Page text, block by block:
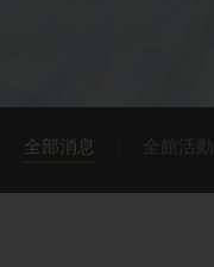
全部消息 全館活動